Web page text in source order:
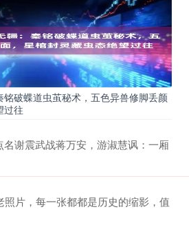
破蝶道虫茧秘术，五色异兽修脚丢颜
过往
谢震武战蒋万安，游淑慧讽：一厢
照片，每一张都都是历史的缩影，值